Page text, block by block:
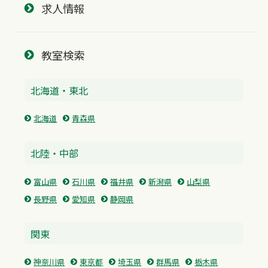
求人情報
教室検索
北海道・東北
北海道 青森県
北陸・中部
富山県 石川県 福井県 新潟県
山梨県
長野県
愛知県 静岡県
関東
神奈川県 東京都 埼玉県 群馬県
栃木県